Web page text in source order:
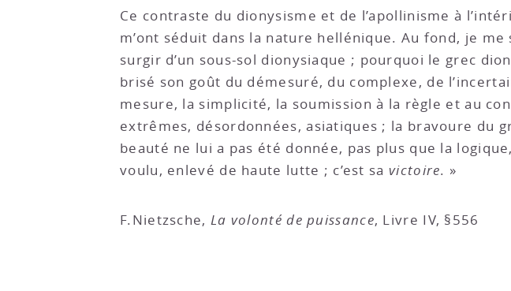
Ce contraste du dionysisme et de l’apollinisme à
m’ont séduit dans la nature hellénique. Au fond, je
surgir d’un sous-sol dionysiaque ; pourquoi le grec
brisé son goût du démesuré, du complexe, de
mesure, la simplicité, la soumission à la règle et au
extrêmes, désordonnées, asiatiques ; la bravoure du
beauté ne lui a pas été donnée, pas plus que la
voulu, enlevé de haute lutte ; c’est sa victoire. »
F.Nietzsche, La volonté de puissance, Livre IV, §556